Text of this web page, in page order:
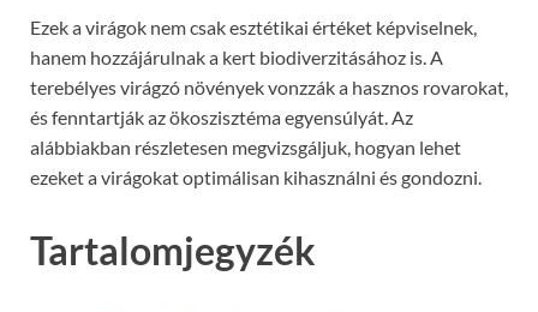
Ezek a virágok nem csak esztétikai értéket képviselnek,
hanem hozzájárulnak a kert biodiverzitásához is. A
terebélyes virágzó növények vonzzák a hasznos rovarokat,
és fenntartják az ökoszisztéma egyensúlyát. Az
alábbiakban részletesen megvizsgáljuk, hogyan lehet
ezeket a virágokat optimálisan kihasználni és gondozni.
Tartalomjegyzék